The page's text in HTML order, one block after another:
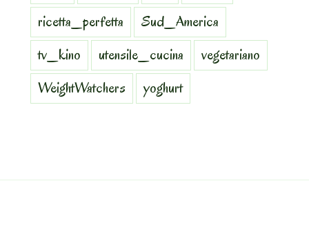
ricetta_perfetta
Sud_America
tv_kino
utensile_cucina
vegetariano
WeightWatchers
yoghurt